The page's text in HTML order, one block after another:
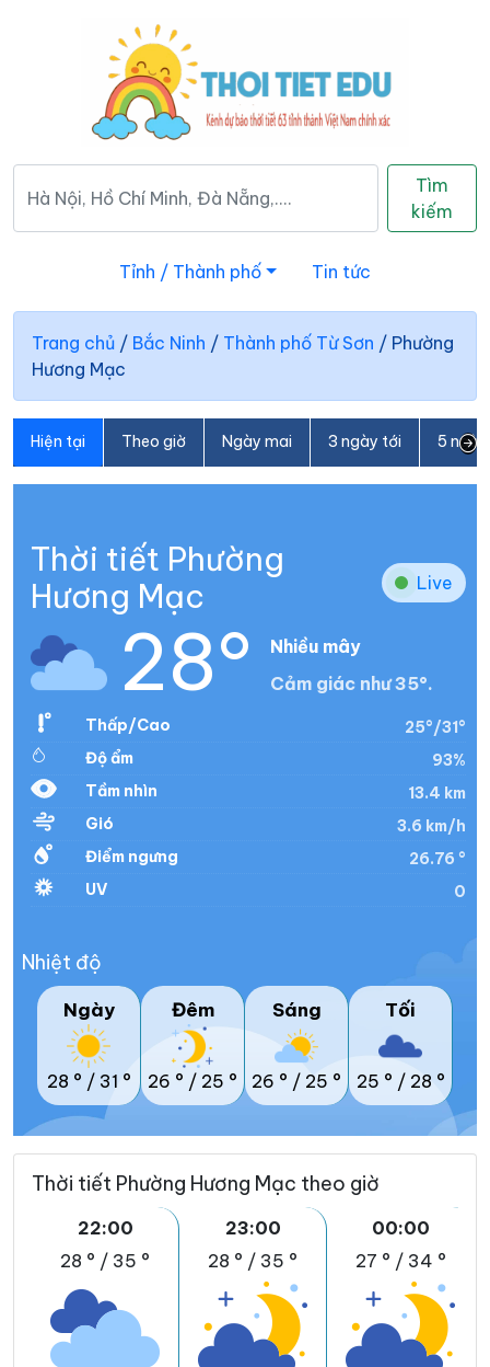
Tìm
kiếm
Tỉnh / Thành phố Tin tức
Trang chủ / Bắc Ninh / Thành phố Từ Sơn / Phường
Hương Mạc
Hiện tại Theo giờ Ngày mai 3 ngày tới 5
Thời tiết Phường
Hương Mạc
Live
28°
Nhiều mây
Cảm giác như 35°.
Thấp/Cao
25°/31°
Độ ẩm
93%
Tầm nhìn
13.4 km
Gió
3.6 km/h
Điểm ngưng
26.76 °
UV
0
Nhiệt độ
Ngày
28 ° / 31 °
Đêm
26 ° / 25 °
Sáng
26 ° / 25 °
Tối
25 ° / 28 °
Thời tiết Phường Hương Mạc theo giờ
22:00
28 ° / 35 °
23:00
28 ° / 35 °
00:00
27 ° / 34 °